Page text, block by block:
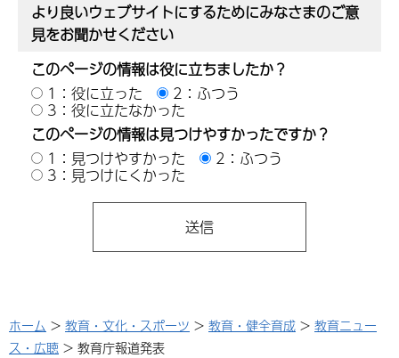
より良いウェブサイトにするためにみなさまのご意
見をお聞かせください
このページの情報は役に立ちましたか？
1：役に立った
2：ふつう
3：役に立たなかった
このページの情報は見つけやすかったですか？
1：見つけやすかった
2：ふつう
3：見つけにくかった
ホーム > 教育・文化・スポーツ > 教育・健全育成 > 教育ニュー
ス・広聴 > 教育庁報道発表